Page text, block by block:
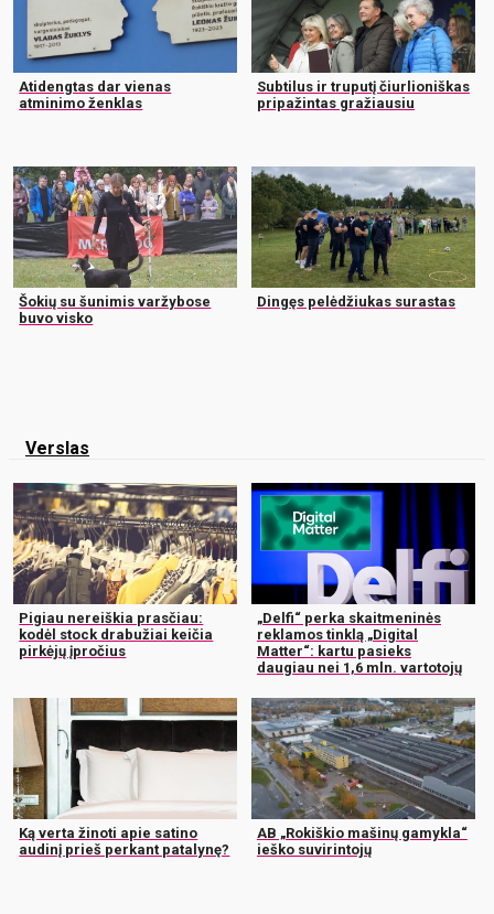
Atidengtas dar vienas
atminimo ženklas
Subtilus ir truputį čiurlioniškas
pripažintas gražiausiu
Šokių su šunimis varžybose
buvo visko
Dingęs pelėdžiukas surastas
Verslas
Pigiau nereiškia prasčiau:
kodėl stock drabužiai keičia
pirkėjų įpročius
„Delfi“ perka skaitmeninės
reklamos tinklą „Digital
Matter“: kartu pasieks
daugiau nei 1,6 mln. vartotojų
Ką verta žinoti apie satino
audinį prieš perkant patalynę?
AB „Rokiškio mašinų gamykla“
ieško suvirintojų